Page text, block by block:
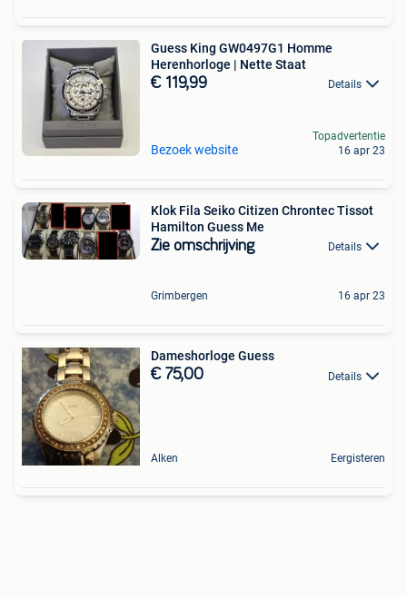
Guess King GW0497G1 Homme
Herenhorloge | Nette Staat
€ 119,99 Details
Bezoek website
Topadvertentie
16 apr 23
Klok Fila Seiko Citizen Chrontec Tissot
Hamilton Guess Me
Zie omschrijving Details
Grimbergen 16 apr 23
Dameshorloge Guess
€ 75,00 Details
Alken Eergisteren